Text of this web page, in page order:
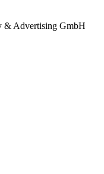
Advertising GmbH